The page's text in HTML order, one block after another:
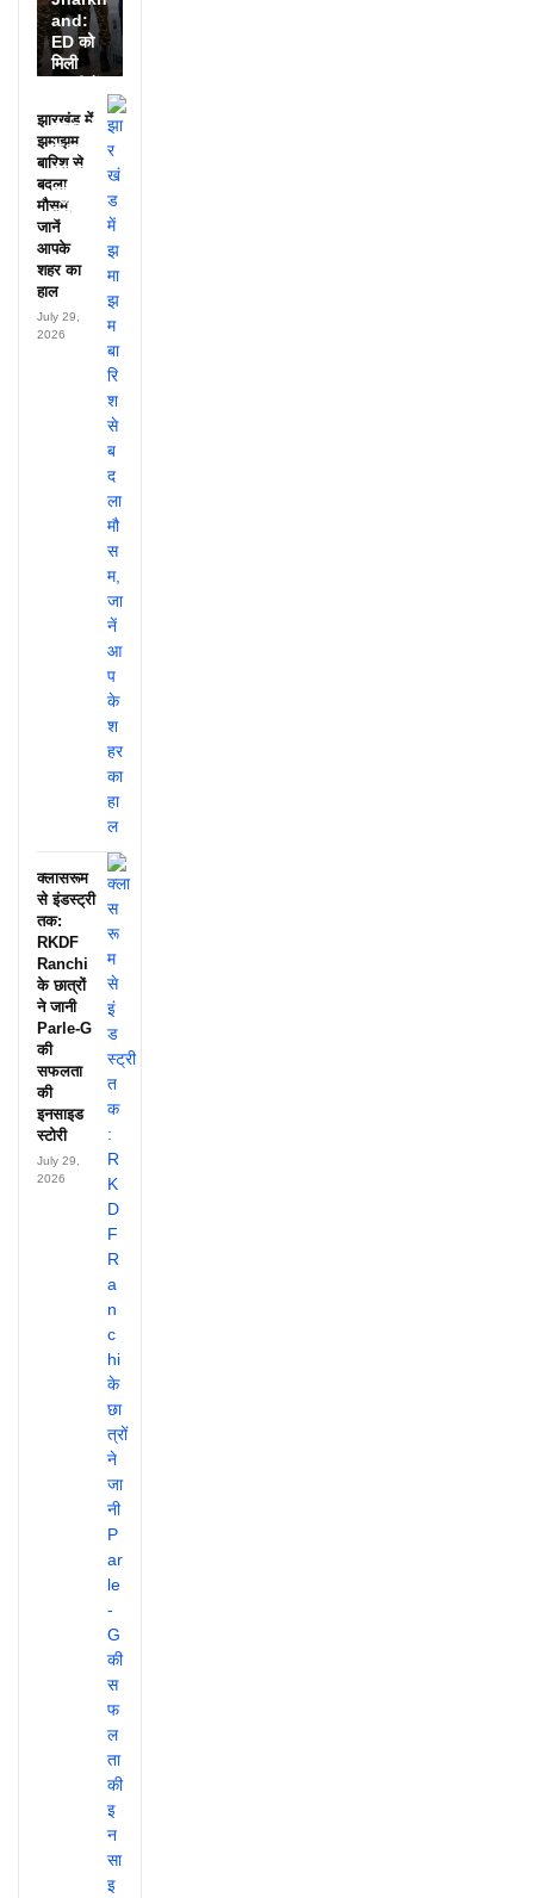
and:
ED को
मिली
अफसरों
के नाम,
हर महीने
पहुंचते थे
लाखों!
झारखंड में
झमाझम
बारिश से
बदला
मौसम,
जानें
आपके
शहर का
हाल
July 29,
2026
क्लासरूम
से इंडस्ट्री
तक:
RKDF
Ranchi
के छात्रों
ने जानी
Parle-G
की
सफलता
की
इनसाइड
स्टोरी
July 29,
2026